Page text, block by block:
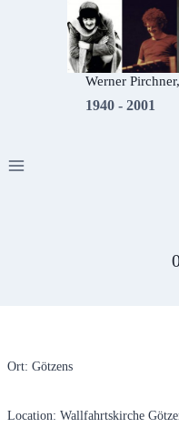
Werner
1940 - 2001
Ort: Götzens
Location: Wallfahrtskirche